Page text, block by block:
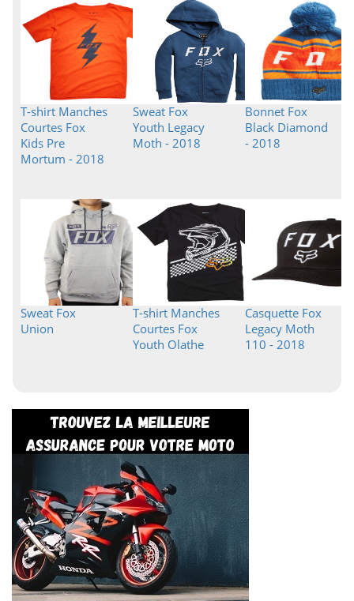
T-shirt Manches
Courtes Fox
Kids Pre
Mortum - 2018
Sweat Fox
Youth Legacy
Moth - 2018
Bonnet Fox
Black Diamond
- 2018
Sweat Fox
Union
T-shirt Manches
Courtes Fox
Youth Olathe
Casquette Fox
Legacy Moth
110 - 2018